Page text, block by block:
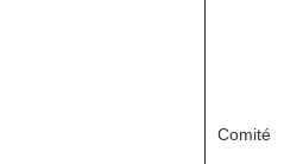
Comité